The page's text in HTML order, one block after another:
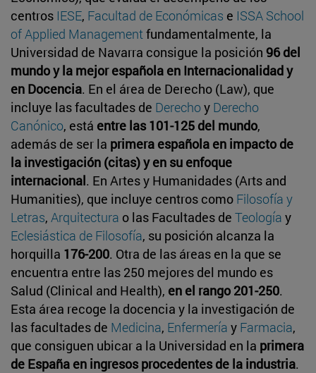
centros IESE, Facultad de Económicas e ISSA School
of Applied Managementfundamentalmente, la
Universidad de Navarra consigue la posición 96 del
mundo y la mejor española en Internacionalidad y
en Docencia. En el área de Derecho (Law), que
incluye las facultades de Derechoy Derecho
Canónico, está entre las 101-125 del mundo,
además de ser la primera española en impacto de
la investigación (citas) y en su enfoque
internacional. En Artes y Humanidades (Arts and
Humanities), que incluye centros como Filosofía y
Letras, Arquitectura o las Facultades de Teología y
Eclesiástica de Filosofía, su posición alcanza la
horquilla 176-200. Otra de las áreas en la que se
encuentra entre las 250 mejores del mundo es
Salud (Clinical and Health), en el rango 201-250.
Esta área recoge la docencia y la investigación de
las facultades de Medicina, Enfermería y Farmacia,
que consiguen ubicar a la Universidad en la primera
de España en ingresos procedentes de la industria.